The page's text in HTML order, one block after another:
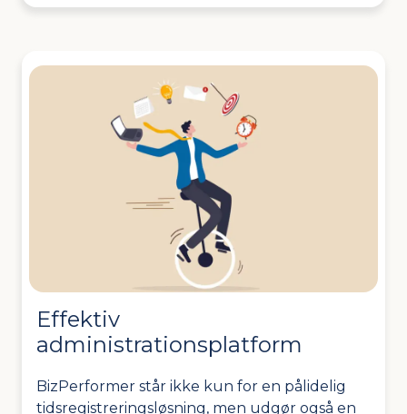
Effektiv
administrationsplatform
BizPerformer står ikke kun for en pålidelig
tidsregistreringsløsning, men udgør også en